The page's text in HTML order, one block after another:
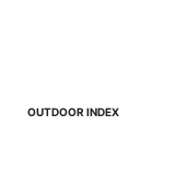
OUTDOOR INDEX